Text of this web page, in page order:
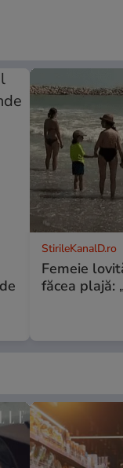
StirileKanalD.ro
Femeie
făcea plajă: